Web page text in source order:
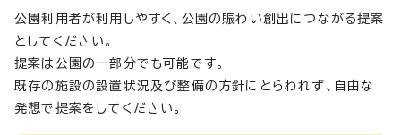
公園利用者が利用しやすく、公園の賑わい創出につながる提案
としてください。
提案は公園の一部分でも可能です。
既存の施設の設置状況及び整備の方針にとらわれず、自由な
発想で提案をしてください。